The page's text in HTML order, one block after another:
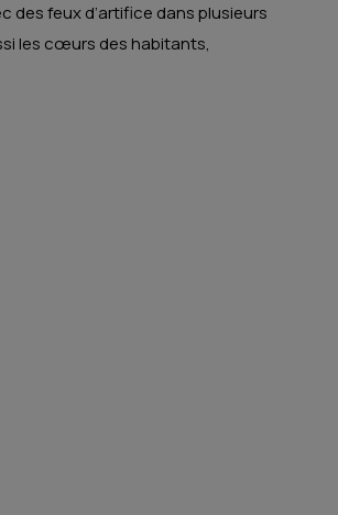
des feux d’artifice dans plusieurs
les cœurs des habitants,